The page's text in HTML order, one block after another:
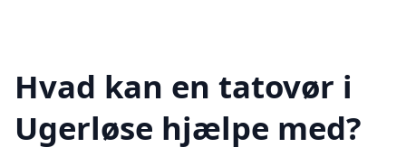
Hvad kan en tatovør i
Ugerløse hjælpe med?